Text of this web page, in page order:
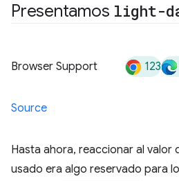
Presentamos light-
Browser Support 123
Source
Hasta ahora, reaccionar al valor
usado era algo reservado para